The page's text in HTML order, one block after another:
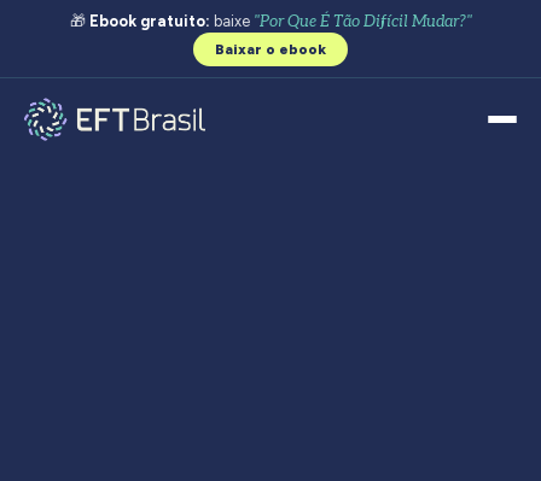
🎁 Ebook gratuito: baixe "Por Que É Tão Difícil Mudar?"
Baixar o ebook